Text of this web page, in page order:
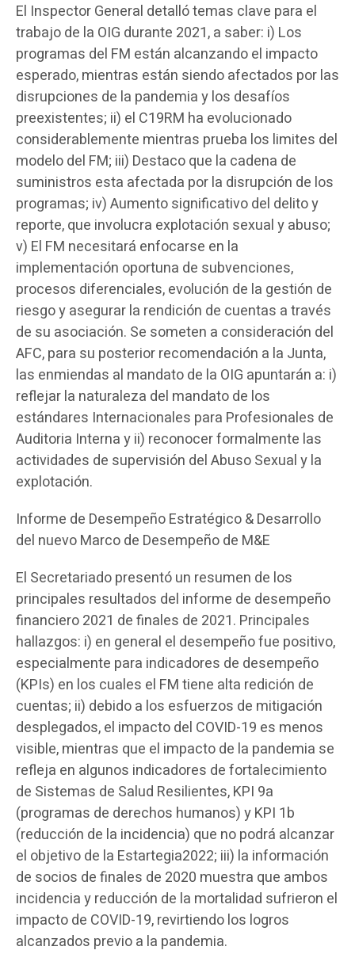
El Inspector General detalló temas clave para el
trabajo de la OIG durante 2021, a saber: i) Los
programas del FM están alcanzando el impacto
esperado, mientras están siendo afectados por las
disrupciones de la pandemia y los desafíos
preexistentes; ii) el C19RM ha evolucionado
considerablemente mientras prueba los limites del
modelo del FM; iii) Destaco que la cadena de
suministros esta afectada por la disrupción de los
programas; iv) Aumento significativo del delito y
reporte, que involucra explotación sexual y abuso;
v) El FM necesitará enfocarse en la
implementación oportuna de subvenciones,
procesos diferenciales, evolución de la gestión de
riesgo y asegurar la rendición de cuentas a través
de su asociación. Se someten a consideración del
AFC, para su posterior recomendación a la Junta,
las enmiendas al mandato de la OIG apuntarán a: i)
reflejar la naturaleza del mandato de los
estándares Internacionales para Profesionales de
Auditoria Interna y ii) reconocer formalmente las
actividades de supervisión del Abuso Sexual y la
explotación.
Informe de Desempeño Estratégico & Desarrollo
del nuevo Marco de Desempeño de M&E
El Secretariado presentó un resumen de los
principales resultados del informe de desempeño
financiero 2021 de finales de 2021. Principales
hallazgos: i) en general el desempeño fue positivo,
especialmente para indicadores de desempeño
(KPIs) en los cuales el FM tiene alta redición de
cuentas; ii) debido a los esfuerzos de mitigación
desplegados, el impacto del COVID-19 es menos
visible, mientras que el impacto de la pandemia se
refleja en algunos indicadores de fortalecimiento
de Sistemas de Salud Resilientes, KPI 9a
(programas de derechos humanos) y KPI 1b
(reducción de la incidencia) que no podrá alcanzar
el objetivo de la Estartegia2022; iii) la información
de socios de finales de 2020 muestra que ambos
incidencia y reducción de la mortalidad sufrieron el
impacto de COVID-19, revirtiendo los logros
alcanzados previo a la pandemia.